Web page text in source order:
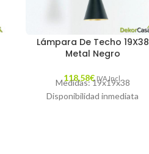
Lámpara De Techo 19X38
Metal Negro
118,58€ IVA Incl.
Medidas: 19x19x38
Disponibilidad inmediata